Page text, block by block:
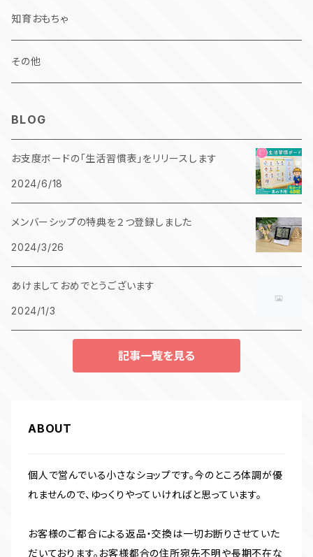
知育おもちゃ
その他
BLOG
お支度ボードの「生活習慣表」をリリースします
2024/6/18
メンバーシップの特典を２つ登録しました
2024/3/26
あけましておめでとうございます
2024/1/3
記事一覧を見る
ABOUT
個人で営んでいる小さなショップです。今のところ体調が優
れませんので、ゆっくりやっていければと思っています。
お客様のご都合による返品・交換は一切お断りさせていた
だいております。お客様都合の住所宛先不明や長期不在な